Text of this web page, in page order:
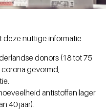
deze nuttige informatie
donors (18 tot 75
gevormd,
antistoffen lager
40 jaar).